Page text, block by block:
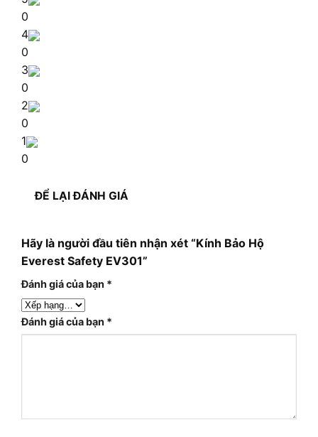
0
4
0
3
0
2
0
1
0
ĐỂ LẠI ĐÁNH GIÁ
Hãy là người đầu tiên nhận xét “Kính Bảo Hộ
Everest Safety EV301”
Đánh giá của bạn *
Đánh giá của bạn *